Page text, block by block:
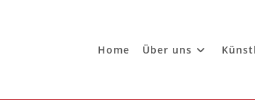
Home Über uns